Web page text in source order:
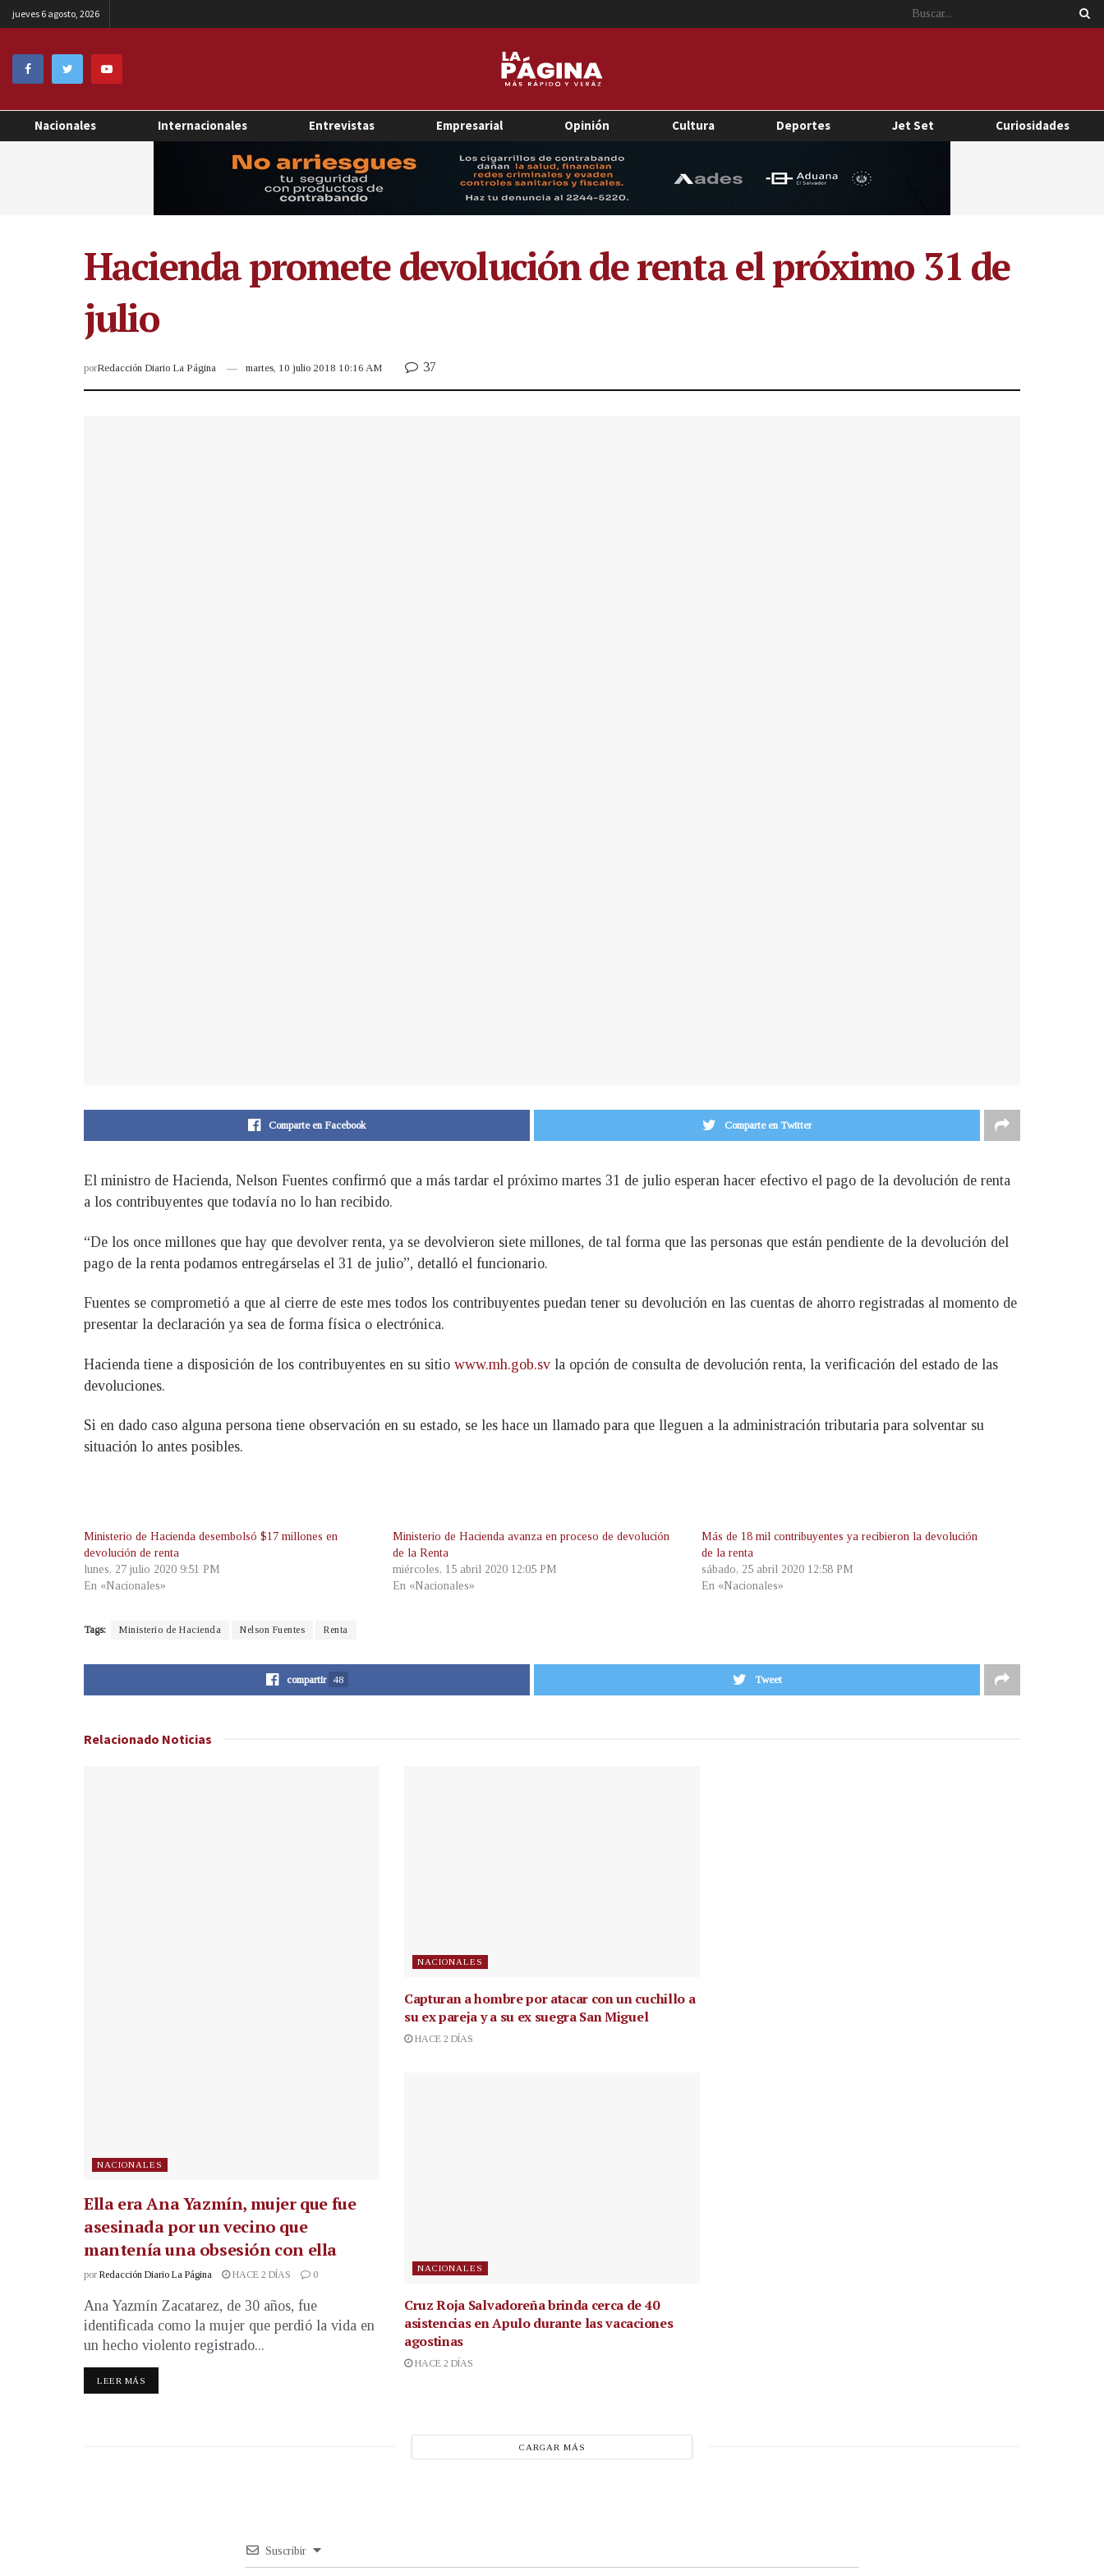
jueves 6 agosto, 2026
Nacionales Internacionales Entrevistas Empresarial Opinión Cultura Deportes Jet Set Curiosidades
Hacienda promete devolución de renta el próximo 31 de
julio
porRedacción Diario La Página martes, 10 julio 2018 10:16 AM 37
Comparte en Facebook Comparte en Twitter
El ministro de Hacienda, Nelson Fuentes confirmó que a más tardar el próximo martes 31 de julio esperan hacer efectivo el pago de la devolución de renta
a los contribuyentes que todavía no lo han recibido.
“De los once millones que hay que devolver renta, ya se devolvieron siete millones, de tal forma que las personas que están pendiente de la devolución del
pago de la renta podamos entregárselas el 31 de julio”, detalló el funcionario.
Fuentes se comprometió a que al cierre de este mes todos los contribuyentes puedan tener su devolución en las cuentas de ahorro registradas al momento de
presentar la declaración ya sea de forma física o electrónica.
Hacienda tiene a disposición de los contribuyentes en su sitio www.mh.gob.sv la opción de consulta de devolución renta, la verificación del estado de las
devoluciones.
Si en dado caso alguna persona tiene observación en su estado, se les hace un llamado para que lleguen a la administración tributaria para solventar su
situación lo antes posibles.
Ministerio de Hacienda desembolsó $17 millones en
devolución de renta
lunes, 27 julio 2020 9:51 PM
En «Nacionales»
Ministerio de Hacienda avanza en proceso de devolución
de la Renta
miércoles, 15 abril 2020 12:05 PM
En «Nacionales»
Más de 18 mil contribuyentes ya recibieron la devolución
de la renta
sábado, 25 abril 2020 12:58 PM
En «Nacionales»
Tags: Ministerio de Hacienda Nelson Fuentes Renta
compartir 48 Tweet
Relacionado Noticias
NACIONALES
Ella era Ana Yazmín, mujer que fue
asesinada por un vecino que
mantenía una obsesión con ella
por Redacción Diario La Página HACE 2 DÍAS 0
Ana Yazmín Zacatarez, de 30 años, fue
identificada como la mujer que perdió la vida en
un hecho violento registrado...
LEER MÁS
NACIONALES
Capturan a hombre por atacar con un cuchillo a
su ex pareja y a su ex suegra San Miguel
HACE 2 DÍAS
NACIONALES
Cruz Roja Salvadoreña brinda cerca de 40
asistencias en Apulo durante las vacaciones
agostinas
HACE 2 DÍAS
CARGAR MÁS
Suscribir